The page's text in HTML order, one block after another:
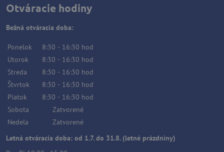
Otváracie hodiny
Bežná otváracia doba:
Ponelok 8:30 - 16:30 hod
Utorok
8:30 - 16:30 hod
Streda
8:30 - 16:30 hod
Štvrtok
8:30 - 16:30 hod
Piatok
8:30 - 16:30 hod
Sobota
Zatvorené
Nedela
Zatvorené
Letná otváracia doba: od 1.7. do 31.8. (letné prázdniny)